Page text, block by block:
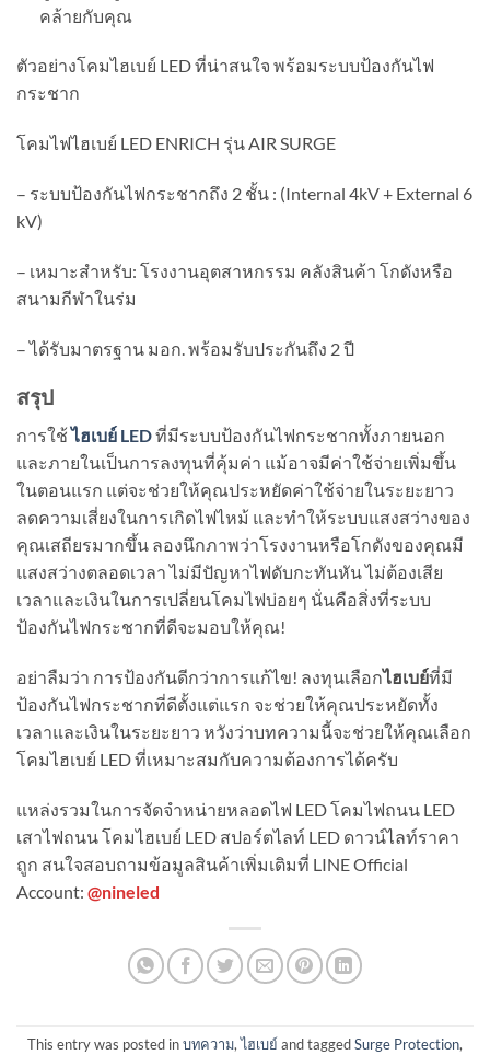
คล้ายกับคุณ
ตัวอย่างโคมไฮเบย์ LED ที่น่าสนใจ พร้อมระบบป้องกันไฟ
กระชาก
โคมไฟไฮเบย์ LED ENRICH รุ่น AIR SURGE
– ระบบป้องกันไฟกระชากถึง 2 ชั้น : (Internal 4kV + External 6
kV)
– เหมาะสำหรับ: โรงงานอุตสาหกรรม คลังสินค้า โกดังหรือ
สนามกีฬาในร่ม
– ได้รับมาตรฐาน มอก. พร้อมรับประกันถึง 2 ปี
สรุป
การใช้ไฮเบย์ LEDที่มีระบบป้องกันไฟกระชากทั้งภายนอก
และภายในเป็นการลงทุนที่คุ้มค่า แม้อาจมีค่าใช้จ่ายเพิ่มขึ้น
ในตอนแรก แต่จะช่วยให้คุณประหยัดค่าใช้จ่ายในระยะยาว
ลดความเสี่ยงในการเกิดไฟไหม้ และทำให้ระบบแสงสว่างของ
คุณเสถียรมากขึ้น ลองนึกภาพว่าโรงงานหรือโกดังของคุณมี
แสงสว่างตลอดเวลา ไม่มีปัญหาไฟดับกะทันหัน ไม่ต้องเสีย
เวลาและเงินในการเปลี่ยนโคมไฟบ่อยๆ นั่นคือสิ่งที่ระบบ
ป้องกันไฟกระชากที่ดีจะมอบให้คุณ!
อย่าลืมว่า การป้องกันดีกว่าการแก้ไข! ลงทุนเลือกไฮเบย์ที่มี
ป้องกันไฟกระชากที่ดีตั้งแต่แรก จะช่วยให้คุณประหยัดทั้ง
เวลาและเงินในระยะยาว หวังว่าบทความนี้จะช่วยให้คุณเลือก
โคมไฮเบย์ LED ที่เหมาะสมกับความต้องการได้ครับ
แหล่งรวมในการจัดจำหน่ายหลอดไฟ LED โคมไฟถนน LED
เสาไฟถนน โคมไฮเบย์ LED สปอร์ตไลท์ LED ดาวน์ไลท์ราคา
ถูก สนใจสอบถามข้อมูลสินค้าเพิ่มเติมที่ LINE Official
Account: @nineled
This entry was posted inบทความ,ไฮเบย์ and taggedSurge Protection,